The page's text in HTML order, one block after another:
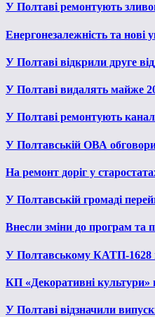
У Полтаві ремонтують
Енергонезалежність та
У Полтаві відкрили друге
У Полтаві видалять майже
У Полтаві ремонтують
У Полтавській ОВА
На ремонт доріг у
У Полтавській громаді
Внесли зміни до програм та
У Полтавському КАТП-1628
КП «Декоративні культури»
У Полтаві відзначили